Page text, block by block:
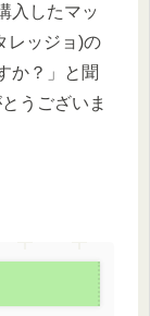
入したマッ
レッジョ)の
か？」と聞
うございま